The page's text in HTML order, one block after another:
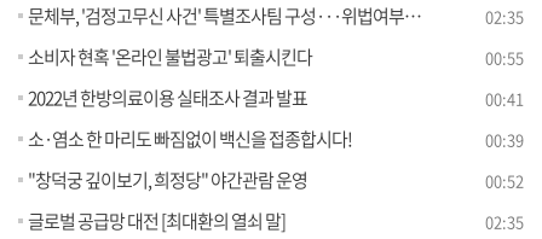
문체부, '검정고무신 사건' 특별조사팀 구성···위법여부 조사 [오늘의 브리핑] 02:35
소비자 현혹 '온라인 불법광고' 퇴출시킨다 00:55
2022년 한방의료이용 실태조사 결과 발표 00:41
소·염소 한 마리도 빠짐없이 백신을 접종합시다! 00:39
"창덕궁 깊이보기, 희정당" 야간관람 운영 00:52
글로벌 공급망 대전 [최대환의 열쇠 말] 02:35